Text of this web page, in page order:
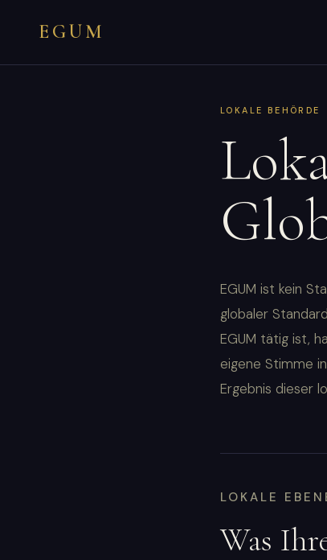
EGUM
LOKALE BEHÖRDE
EGUM ist kein
globaler
EGUM tätig ist,
eigene Stimme
Ergebnis dieser
LOKALE
Was